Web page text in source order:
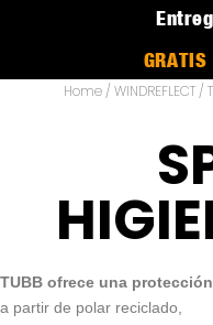
Home/ WINDREFLECT/
TUBB ofrece una
a partir de polar reciclado,